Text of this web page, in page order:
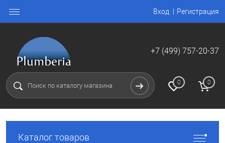
Вход Регистрация
+7 (499) 757-20-37
0 0
Каталог товаров